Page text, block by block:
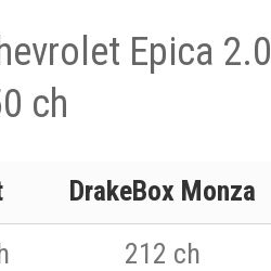
Epica 2.0
ch
DrakeBox Monza
212 ch